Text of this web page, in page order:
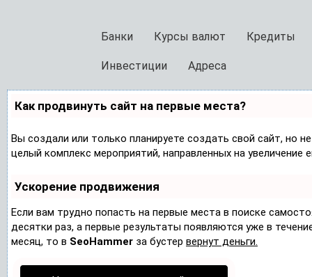
Банки Курсы валют Кредиты
Инвестиции Адреса
Как продвинуть сайт на первые места?
Вы создали или только планируете создать свой сайт, но
целый комплекс мероприятий, направленных на
Ускорение продвижения
Если вам трудно попасть на первые места в поиске
десятки раз, а первые результаты появляются уже в
месяц, то в SeoHammer за бустер вернут деньги.